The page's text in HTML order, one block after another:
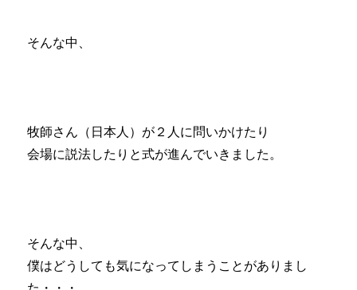
そんな中、
牧師さん（日本人）が２人に問いかけたり
会場に説法したりと式が進んでいきました。
そんな中、
僕はどうしても気になってしまうことがありまし